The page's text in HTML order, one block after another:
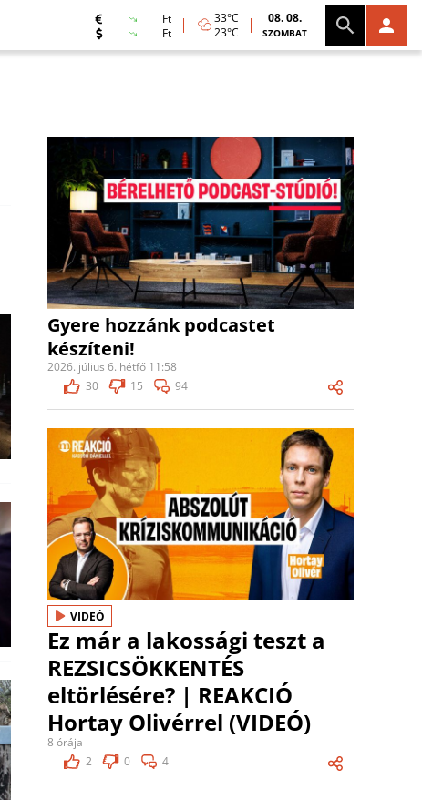
Ft
Ft
33°C
23°C
08. 08.
SZOMBAT
Gyere hozzánk podcastet
készíteni!
2026. július 6. hétfő 11:58
30
15 94
VIDEÓ
Ez már a lakossági teszt a
REZSICSÖKKENTÉS
eltörlésére? | REAKCIÓ
Hortay Olivérrel (VIDEÓ)
8 órája
2
0 4